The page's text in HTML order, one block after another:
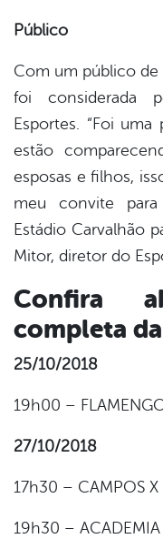
Público
Com um público de
foi considerada
Esportes. “Foi
estão
esposas e filhos,
meu convite
Estádio Carvalhão
Mitor, diretor do
Confira
completa da
25/10/2018
19h00 –
27/10/2018
17h30 – CAMPOS X
19h30 –